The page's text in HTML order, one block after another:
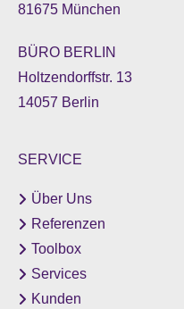
81675 München
BÜRO BERLIN
Holtzendorffstr. 13
14057 Berlin
SERVICE
Über Uns
Referenzen
Toolbox
Services
Kunden